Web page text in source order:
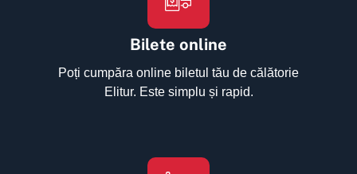
Bilete online
Poți cumpăra online biletul tău de călătorie
Elitur. Este simplu și rapid.